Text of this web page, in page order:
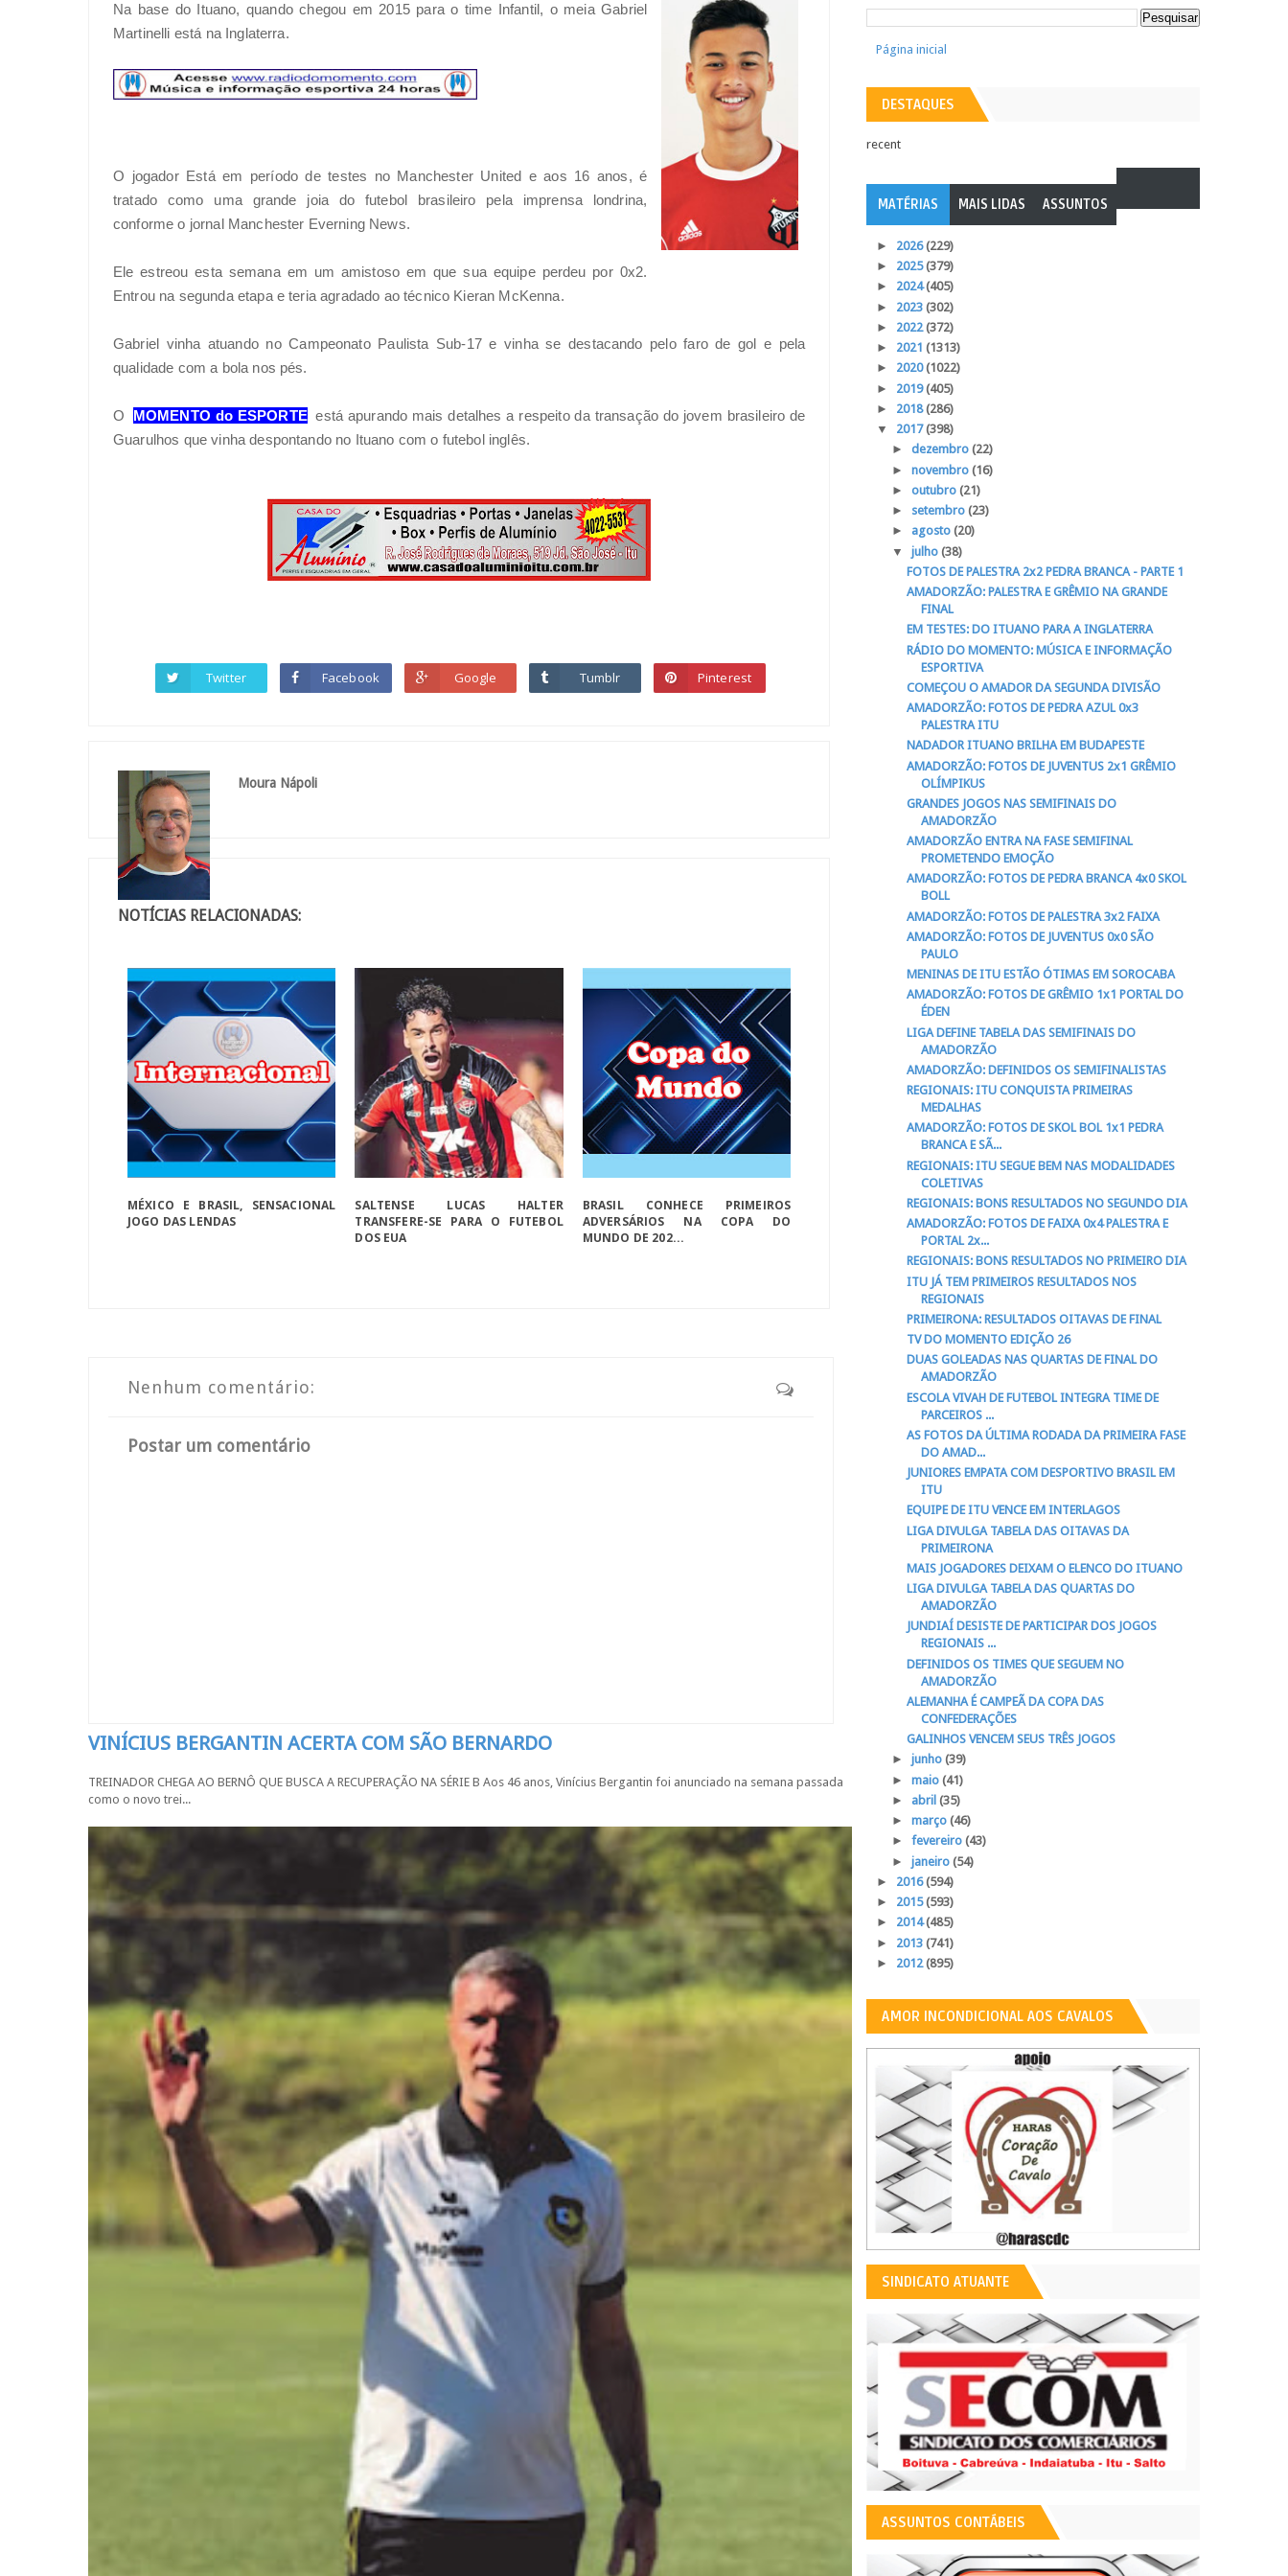
Na base do Ituano, quando chegou em 2015 para o time Infantil, o meia Gabriel
Martinelli está na Inglaterra.
O jogador Está em período de testes no Manchester United e aos 16 anos, é
tratado como uma grande joia do futebol brasileiro pela imprensa londrina,
conforme o jornal Manchester Everning News.
Ele estreou esta semana em um amistoso em que sua equipe perdeu por 0x2.
Entrou na segunda etapa e teria agradado ao técnico Kieran McKenna.
Gabriel vinha atuando no Campeonato Paulista Sub-17 e vinha se destacando pelo faro de gol e pela
qualidade com a bola nos pés.
O MOMENTO do ESPORTE está apurando mais detalhes a respeito da transação do jovem brasileiro de
Guarulhos que vinha despontando no Ituano com o futebol inglês.
Twitter Facebook Google Tumblr Pinterest
Moura Nápoli
NOTÍCIAS RELACIONADAS:
MÉXICO E BRASIL, SENSACIONAL
JOGO DAS LENDAS
SALTENSE LUCAS HALTER
TRANSFERE-SE PARA O FUTEBOL
DOS EUA
BRASIL CONHECE PRIMEIROS
ADVERSÁRIOS NA COPA DO
MUNDO DE 202...
Nenhum comentário:
Postar um comentário
VINÍCIUS BERGANTIN ACERTA COM SÃO BERNARDO
TREINADOR CHEGA AO BERNÔ QUE BUSCA A RECUPERAÇÃO NA SÉRIE B Aos 46 anos, Vinícius Bergantin foi anunciado na semana passada
como o novo trei...
Página inicial
DESTAQUES
recent
MATÉRIAS MAIS LIDAS ASSUNTOS
► 2026(229)
► 2025(379)
► 2024(405)
► 2023 (302)
► 2022(372)
► 2021 (1313)
► 2020(1022)
► 2019(405)
► 2018(286)
▼ 2017(398)
► dezembro (22)
► novembro (16)
► outubro (21)
► setembro (23)
► agosto (20)
▼ julho (38)
FOTOS DE PALESTRA 2x2 PEDRA BRANCA - PARTE 1
AMADORZÃO: PALESTRA E GRÊMIO NA GRANDE
FINAL
EM TESTES: DO ITUANO PARA A INGLATERRA
RÁDIO DO MOMENTO: MÚSICA E INFORMAÇÃO
ESPORTIVA
COMEÇOU O AMADOR DA SEGUNDA DIVISÃO
AMADORZÃO: FOTOS DE PEDRA AZUL 0x3
PALESTRA ITU
NADADOR ITUANO BRILHA EM BUDAPESTE
AMADORZÃO: FOTOS DE JUVENTUS 2x1 GRÊMIO
OLÍMPIKUS
GRANDES JOGOS NAS SEMIFINAIS DO
AMADORZÃO
AMADORZÃO ENTRA NA FASE SEMIFINAL
PROMETENDO EMOÇÃO
AMADORZÃO: FOTOS DE PEDRA BRANCA 4x0 SKOL
BOLL
AMADORZÃO: FOTOS DE PALESTRA 3x2 FAIXA
AMADORZÃO: FOTOS DE JUVENTUS 0x0 SÃO
PAULO
MENINAS DE ITU ESTÃO ÓTIMAS EM SOROCABA
AMADORZÃO: FOTOS DE GRÊMIO 1x1 PORTAL DO
ÉDEN
LIGA DEFINE TABELA DAS SEMIFINAIS DO
AMADORZÃO
AMADORZÃO: DEFINIDOS OS SEMIFINALISTAS
REGIONAIS: ITU CONQUISTA PRIMEIRAS
MEDALHAS
AMADORZÃO: FOTOS DE SKOL BOL 1x1 PEDRA
BRANCA E SÃ...
REGIONAIS: ITU SEGUE BEM NAS MODALIDADES
COLETIVAS
REGIONAIS: BONS RESULTADOS NO SEGUNDO DIA
AMADORZÃO: FOTOS DE FAIXA 0x4 PALESTRA E
PORTAL 2x...
REGIONAIS: BONS RESULTADOS NO PRIMEIRO DIA
ITU JÁ TEM PRIMEIROS RESULTADOS NOS
REGIONAIS
PRIMEIRONA: RESULTADOS OITAVAS DE FINAL
TV DO MOMENTO EDIÇÃO 26
DUAS GOLEADAS NAS QUARTAS DE FINAL DO
AMADORZÃO
ESCOLA VIVAH DE FUTEBOL INTEGRA TIME DE
PARCEIROS ...
AS FOTOS DA ÚLTIMA RODADA DA PRIMEIRA FASE
DO AMAD...
JUNIORES EMPATA COM DESPORTIVO BRASIL EM
ITU
EQUIPE DE ITU VENCE EM INTERLAGOS
LIGA DIVULGA TABELA DAS OITAVAS DA
PRIMEIRONA
MAIS JOGADORES DEIXAM O ELENCO DO ITUANO
LIGA DIVULGA TABELA DAS QUARTAS DO
AMADORZÃO
JUNDIAÍ DESISTE DE PARTICIPAR DOS JOGOS
REGIONAIS ...
DEFINIDOS OS TIMES QUE SEGUEM NO
AMADORZÃO
ALEMANHA É CAMPEÃ DA COPA DAS
CONFEDERAÇÕES
GALINHOS VENCEM SEUS TRÊS JOGOS
► junho (39)
► maio (41)
► abril (35)
► março (46)
► fevereiro (43)
► janeiro (54)
► 2016(594)
► 2015(593)
► 2014(485)
► 2013 (741)
► 2012(895)
AMOR INCONDICIONAL AOS CAVALOS
SINDICATO ATUANTE
ASSUNTOS CONTÁBEIS